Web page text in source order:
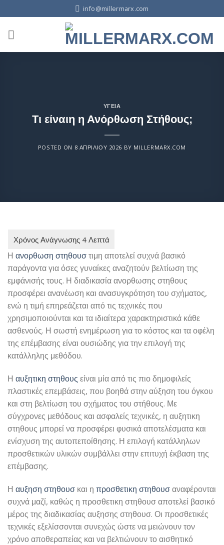
info@millermarx.com
ΥΓΕΊΑ
Τι είναιη η Ανόρθωση Στήθους;
POSTED ON 8 ΑΠΡΙΛΊΟΥ 2026 BY MILLERMARX.COM
Η ανορθωση στηθουστιμη αποτελεί συχνά βασικό
παράγοντα για όσες γυναίκες αναζητούν βελτίωση της
εμφάνισής τους. Η διαδικασία ανορθωσης στηθους
προσφέρει ανανέωση και ανασυγκρότηση του σχήματος,
ενώ η τιμή επηρεάζεται από τις τεχνικές που
χρησιμοποιούνται και τα ιδιαίτερα χαρακτηριστικά κάθε
ασθενούς. Η σωστή ενημέρωση για το κόστος και τα οφέλη
της επέμβασης είναι ουσιώδης για την επιλογή της
κατάλληλης μεθόδου.
Η αυξητικη στηθους είναι μία από τις πιο δημοφιλείς
πλαστικές επεμβάσεις, που βοηθά στην αύξηση του όγκου
και στη βελτίωση του σχήματος του στήθους. Με
σύγχρονες μεθόδους και ασφαλείς τεχνικές, η αυξητικη
στηθους μπορεί να προσφέρει φυσικά αποτελέσματα και
ενίσχυση της αυτοπεποίθησης. Η επιλογή κατάλληλων
προσθετικών υλικών συμβάλλει στην επιτυχή έκβαση της
επέμβασης.
Η αυξηση στηθουσ και η προσθετικη στηθουσαναφέρονται
συχνά μαζί, καθώς η προσθετικη στηθουσ αποτελεί βασικό
μέρος της διαδικασίας αυξησης στηθουσ. Οι προσθετικές
τεχνικές εξελίσσονται συνεχώς ώστε να μειώνουν τον
χρόνο αποθεραπείας και να βελτιώνουν το αισθητικό